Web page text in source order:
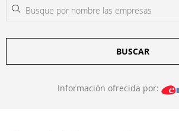
BUSCAR
Información ofrecida por: